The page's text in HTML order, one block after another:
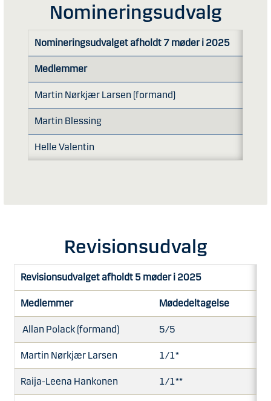
Nomineringsudvalg
Nomineringsudvalget afholdt 7 møder i 2025
Medlemmer
Martin Nørkjær Larsen (formand)
Martin Blessing
Helle Valentin
Revisionsudvalg
Revisionsudvalget afholdt 5 møder i 2025
Medlemmer Mødedeltagelse
Allan Polack (formand) 5/5
Martin Nørkjær Larsen 1/1*
Raija-Leena Hankonen 1/1**